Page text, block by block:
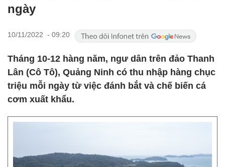
ngày
10/11/2022 - 09:20
Tháng 10-12 hàng năm, ngư dân trên đảo Thanh
Lân (Cô Tô), Quảng Ninh có thu nhập hàng chục
triệu mỗi ngày từ việc đánh bắt và chế biến cá
cơm xuất khẩu.